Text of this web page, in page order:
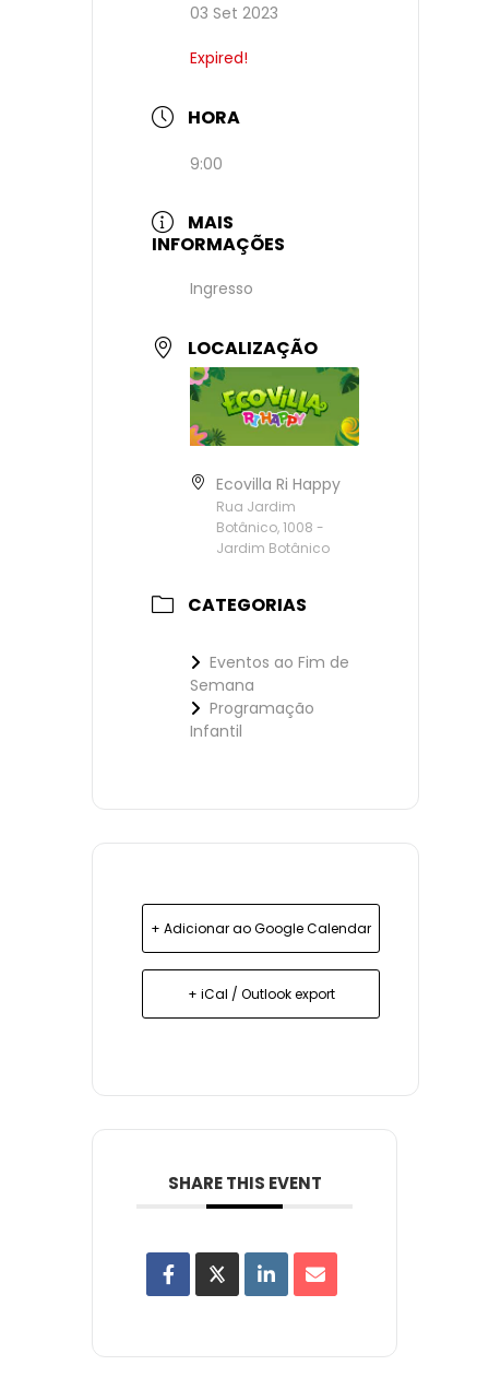
03 Set 2023
Expired!
HORA
9:00
MAIS
INFORMAÇÕES
Ingresso
LOCALIZAÇÃO
Ecovilla Ri Happy
Rua Jardim
Botânico, 1008 -
Jardim Botânico
CATEGORIAS
Eventos ao Fim de
Semana
Programação
Infantil
+ Adicionar ao Google Calendar
+ iCal / Outlook export
SHARE THIS EVENT